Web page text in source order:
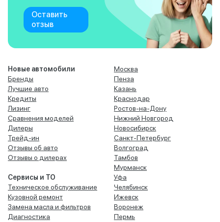
Оставить
отзыв
Новые автомобили
Бренды
Лучшие авто
Кредиты
Лизинг
Сравнения моделей
Дилеры
Трейд-ин
Отзывы об авто
Отзывы о дилерах
Сервисы и ТО
Техническое обслуживание
Кузовной ремонт
Замена масла и фильтров
Диагностика
Москва
Пенза
Казань
Краснодар
Ростов-на-Дону
Нижний Новгород
Новосибирск
Санкт-Петербург
Волгоград
Тамбов
Мурманск
Уфа
Челябинск
Ижевск
Воронеж
Пермь